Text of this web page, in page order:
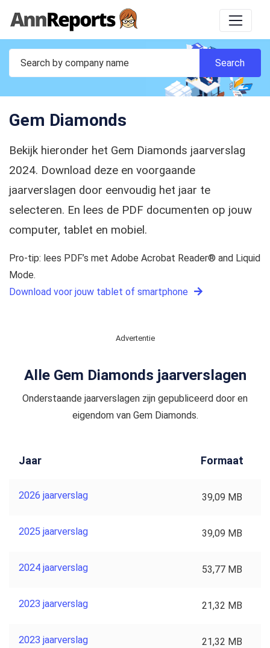
Gem Diamonds
Bekijk hieronder het Gem Diamonds jaarverslag
2024. Download deze en voorgaande
jaarverslagen door eenvoudig het jaar te
selecteren. En lees de PDF documenten op jouw
computer, tablet en mobiel.
Pro-tip: lees PDF’s met Adobe Acrobat Reader® and Liquid
Mode.
Download voor jouw tablet of smartphone
Advertentie
Alle Gem Diamonds jaarverslagen
Onderstaande jaarverslagen zijn gepubliceerd door en
eigendom van Gem Diamonds.
Jaar Formaat
2026 jaarverslag 39,09 MB
2025 jaarverslag 39,09 MB
2024 jaarverslag 53,77 MB
2023 jaarverslag 21,32 MB
2023 jaarverslag 21,32 MB